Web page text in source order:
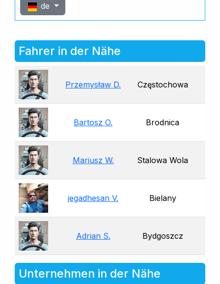
de
Fahrer in der Nähe
Przemysław D. Częstochowa
Bartosz O. Brodnica
Mariusz W. Stalowa Wola
jegadhesan V. Bielany
Adrian S. Bydgoszcz
Unternehmen in der Nähe